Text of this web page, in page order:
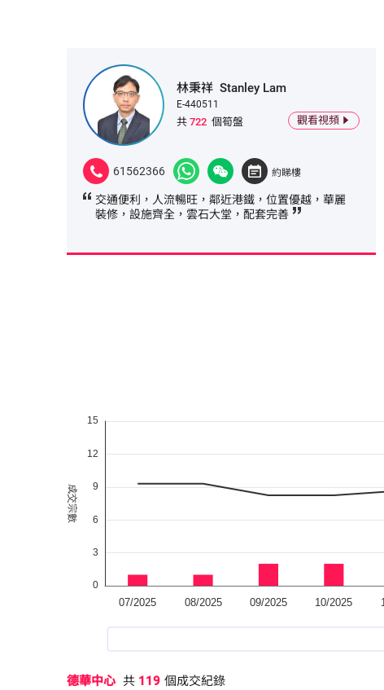
德華中心 共 119 個成交紀錄
林秉祥 Stanley Lam
E-440511
共 722 個筍盤 觀看視頻
61562366 約睇樓
交通便利，人流暢旺，鄰近港鐵，位置優越，華麗
裝修，設施齊全，雲石大堂，配套完善